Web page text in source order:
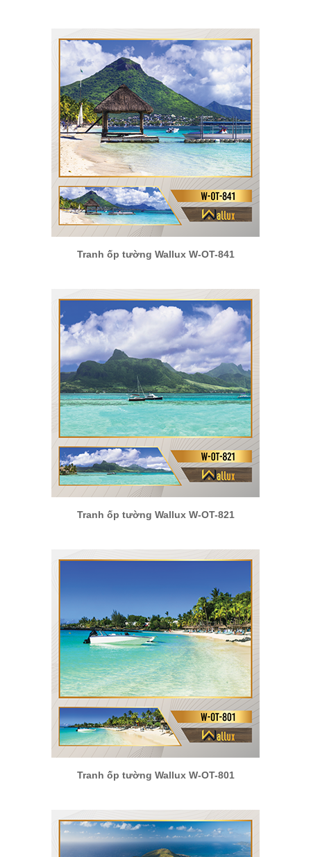
Tranh ốp tường Wallux W-OT-841
Tranh ốp tường Wallux W-OT-821
Tranh ốp tường Wallux W-OT-801